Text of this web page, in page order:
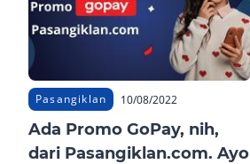
Pasangiklan 10/08/2022
Ada Promo GoPay, nih,
dari Pasangiklan.com. Ayo